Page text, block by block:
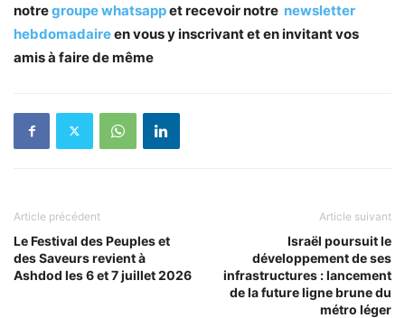
notregroupe whatsappet recevoir notre newsletter
hebdomadaireen vous y inscrivant et en invitant vos
amis à faire de même
Article précédent
Le Festival des Peuples et
des Saveurs revient à
Ashdod les 6 et 7 juillet 2026
Article suivant
Israël poursuit le
développement de ses
infrastructures : lancement
de la future ligne brune du
métro léger